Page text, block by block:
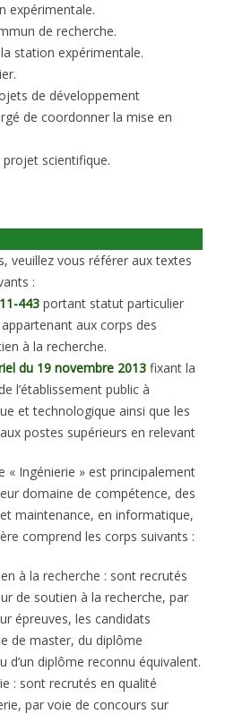
expérimentale.
de recherche.
station expérimentale.
de développement
de coordonner la mise en
projet scientifique.
veuillez vous référer aux textes
:
443 portant statut particulier
aux corps des
à la recherche.
du 19 novembre 2013 fixant la
l’établissement public à
et technologique ainsi que les
postes supérieurs en relevant
« Ingénierie » est principalement
domaine de compétence, des
maintenance, en informatique,
comprend les corps suivants :
à la recherche : sont recrutés
de soutien à la recherche, par
épreuves, les candidats
de master, du diplôme
d’un diplôme reconnu équivalent.
: sont recrutés en qualité
par voie de concours sur